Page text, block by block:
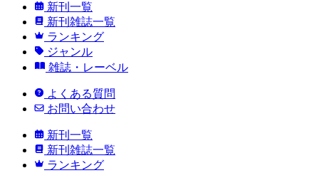
新刊一覧
新刊雑誌一覧
ランキング
ジャンル
雑誌・レーベル
よくある質問
お問い合わせ
新刊一覧
新刊雑誌一覧
ランキング